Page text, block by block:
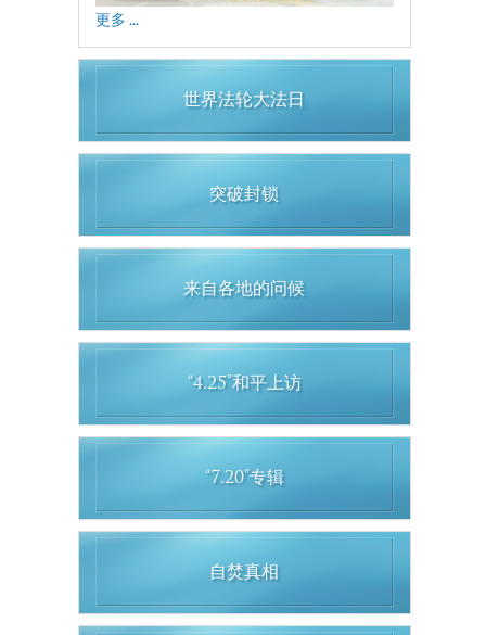
更多 ...
世界法轮大法日
突破封锁
来自各地的问候
“4.25”和平上访
“7.20”专辑
自焚真相